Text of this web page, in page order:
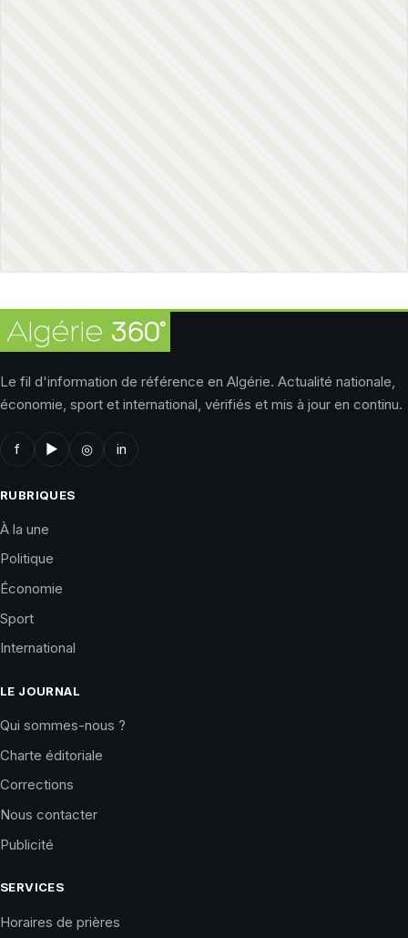
Le fil d'information de référence en Algérie. Actualité nationale,
économie, sport et international, vérifiés et mis à jour en continu.
f ▶ ◎ in
RUBRIQUES
À la une
Politique
Économie
Sport
International
LE JOURNAL
Qui sommes-nous ?
Charte éditoriale
Corrections
Nous contacter
Publicité
SERVICES
Horaires de prières